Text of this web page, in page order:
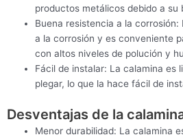
productos metálicos debido a su
Buena resistencia a la
a la corrosión y es conveniente
con altos niveles de polución y
Fácil de instalar: La calamina es
plegar, lo que la hace fácil de
Desventajas de la
Menor durabilidad: La calamina